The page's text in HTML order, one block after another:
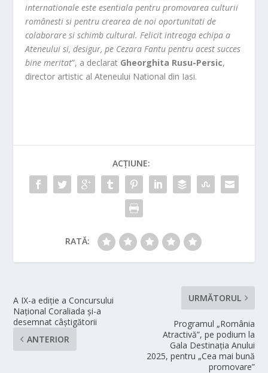
internationale este esentiala pentru promovarea culturii
românesti si pentru crearea de noi oportunitati de
colaborare si schimb cultural. Felicit intreaga echipa a
Ateneului si, desigur, pe Cezara Fantu pentru acest succes
bine meritat”, a declarat Gheorghita Rusu-Persic,
director artistic al Ateneului National din Iasi.
ACȚIUNE:
RATĂ:
A IX-a ediție a Concursului
Național Coraliada și-a
desemnat câștigătorii
ANTERIOR
URMĂTORUL
Programul „România
Atractivă”, pe podium la
Gala Destinația Anului
2025, pentru „Cea mai bună
promovare”